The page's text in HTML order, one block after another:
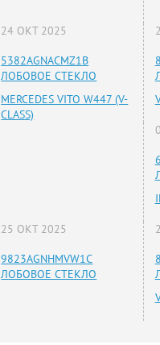
24 ОКТ 2025
5382AGNACMZ1B
ЛОБОВОЕ СТЕКЛО
MERCEDES VITO W447 (V-
CLASS)
25 ОКТ 2025
9823AGNHMVW1C
ЛОБОВОЕ СТЕКЛО